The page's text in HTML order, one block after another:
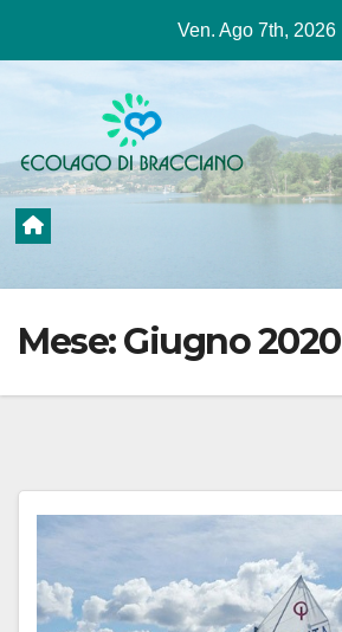
contenuto
Ven. Ago 7th, 2026
Mese:Giugno 2020